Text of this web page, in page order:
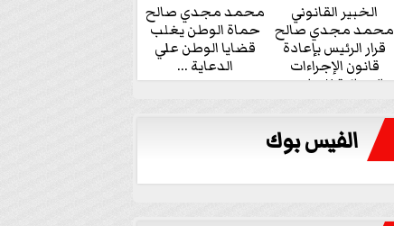
الخبير القانوني
محمد مجدي صالح
قرار الرئيس بإعادة
قانون الإجراءات
الجنائية للنواب...
محمد مجدي صالح
حماة الوطن يغلب
قضايا الوطن علي
الدعاية ...
الفيس بوك